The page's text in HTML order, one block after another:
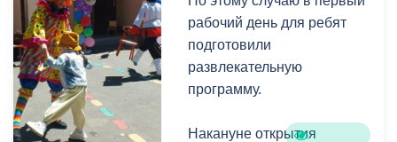
--по улице Ардонской от
ул. Кубалова до ул.
Дзержинского.
--по улице Зортова от
рабочий день для ребят
подготовили
развлекательную
программу.
Накануне открытия